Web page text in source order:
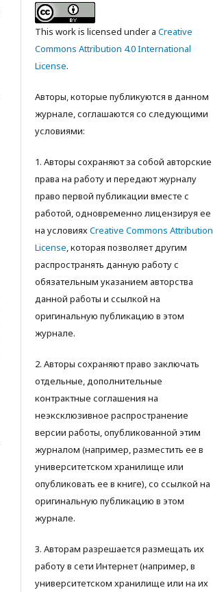
This work is licensed under a Creative
Commons Attribution 4.0 International
License.
Авторы, которые публикуются в данном
журнале, соглашаются со следующими
условиями:
1. Авторы сохраняют за собой авторские
права на работу и передают журналу
право первой публикации вместе с
работой, одновременно лицензируя ее
на условияхCreative Commons Attribution
License, которая позволяет другим
распространять данную работу с
обязательным указанием авторства
данной работы и ссылкой на
оригинальную публикацию в этом
журнале.
2. Авторы сохраняют право заключать
отдельные, дополнительные
контрактные соглашения на
неэксклюзивное распространение
версии работы, опубликованной этим
журналом (например, разместить ее в
университетском хранилище или
опубликовать ее в книге), со ссылкой на
оригинальную публикацию в этом
журнале.
3. Авторам разрешается размещать их
работу в сети Интернет (например, в
университетском хранилище или на их